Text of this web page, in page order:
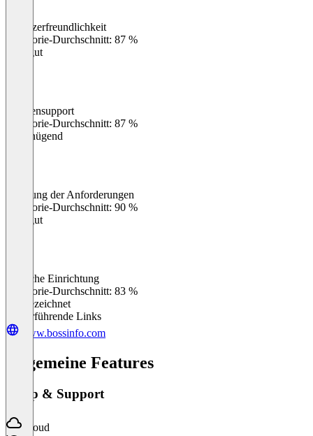
Benutzerfreundlichkeit
Kategorie-Durchschnitt: 87 %
Sehr gut
Kundensupport
Kategorie-Durchschnitt: 87 %
Ungenügend
Erfüllung der Anforderungen
Kategorie-Durchschnitt: 90 %
Sehr gut
Einfache Einrichtung
Kategorie-Durchschnitt: 83 %
Ausgezeichnet
Weiterführende Links
www.bossinfo.com
Allgemeine Features
Setup & Support
Cloud